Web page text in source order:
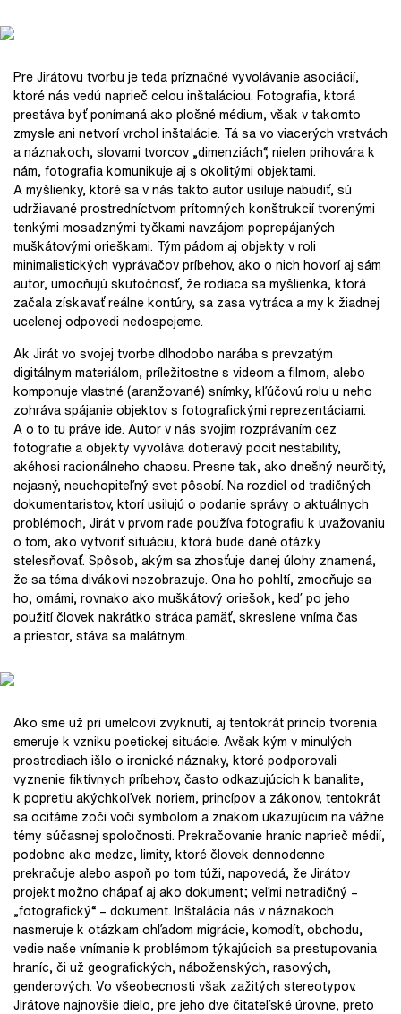
Pre Jirátovu tvorbu je teda príznačné vyvolávanie asociácií,
ktoré nás vedú naprieč celou inštaláciou. Fotografia, ktorá
prestáva byť ponímaná ako plošné médium, však v takomto
zmysle ani netvorí vrchol inštalácie. Tá sa vo viacerých vrstvách
a náznakoch, slovami tvorcov „dimenziách“, nielen prihovára k
nám, fotografia komunikuje aj s okolitými objektami.
A myšlienky, ktoré sa v nás takto autor usiluje nabudiť, sú
udržiavané prostredníctvom prítomných konštrukcií tvorenými
tenkými mosadznými tyčkami navzájom poprepájaných
muškátovými orieškami. Tým pádom aj objekty v roli
minimalistických vyprávačov príbehov, ako o nich hovorí aj sám
autor, umocňujú skutočnosť, že rodiaca sa myšlienka, ktorá
začala získavať reálne kontúry, sa zasa vytráca a my k žiadnej
ucelenej odpovedi nedospejeme.
Ak Jirát vo svojej tvorbe dlhodobo narába s prevzatým
digitálnym materiálom, príležitostne s videom a filmom, alebo
komponuje vlastné (aranžované) snímky, kľúčovú rolu u neho
zohráva spájanie objektov s fotografickými reprezentáciami.
A o to tu práve ide. Autor v nás svojim rozprávaním cez
fotografie a objekty vyvoláva dotieravý pocit nestability,
akéhosi racionálneho chaosu. Presne tak, ako dnešný neurčitý,
nejasný, neuchopiteľný svet pôsobí. Na rozdiel od tradičných
dokumentaristov, ktorí usilujú o podanie správy o aktuálnych
problémoch, Jirát v prvom rade používa fotografiu k uvažovaniu
o tom, ako vytvoriť situáciu, ktorá bude dané otázky
stelesňovať. Spôsob, akým sa zhosťuje danej úlohy znamená,
že sa téma divákovi nezobrazuje. Ona ho pohltí, zmocňuje sa
ho, omámi, rovnako ako muškátový oriešok, keď po jeho
použití človek nakrátko stráca pamäť, skreslene vníma čas
a priestor, stáva sa malátnym.
Ako sme už pri umelcovi zvyknutí, aj tentokrát princíp tvorenia
smeruje k vzniku poetickej situácie. Avšak kým v minulých
prostrediach išlo o ironické náznaky, ktoré podporovali
vyznenie fiktívnych príbehov, často odkazujúcich k banalite,
k popretiu akýchkoľvek noriem, princípov a zákonov, tentokrát
sa ocitáme zoči voči symbolom a znakom ukazujúcim na vážne
témy súčasnej spoločnosti. Prekračovanie hraníc naprieč médií,
podobne ako medze, limity, ktoré človek dennodenne
prekračuje alebo aspoň po tom túži, napovedá, že Jirátov
projekt možno chápať aj ako dokument; veľmi netradičný –
„fotografický“ – dokument. Inštalácia nás v náznakoch
nasmeruje k otázkam ohľadom migrácie, komodít, obchodu,
vedie naše vnímanie k problémom týkajúcich sa prestupovania
hraníc, či už geografických, náboženských, rasových,
genderových. Vo všeobecnosti však zažitých stereotypov.
Jirátove najnovšie dielo, pre jeho dve čitateľské úrovne, preto